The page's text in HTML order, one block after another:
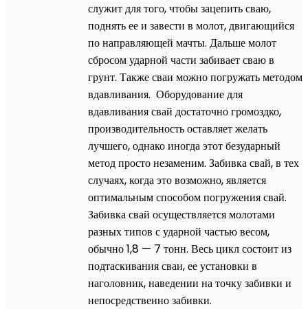
служит для того, чтобы зацепить сваю,
поднять ее и завести в молот, двигающийся
по направляющей мачты. Дальше молот
сбросом ударной части забивает сваю в
грунт. Также сваи можно погружать методом
вдавливания. Оборудование для
вдавливания свай достаточно громоздко,
производительность оставляет желать
лучшего, однако иногда этот безударный
метод просто незаменим. Забивка свай, в тех
случаях, когда это возможно, является
оптимальным способом погружения свай.
Забивка свай осуществляется молотами
разных типов с ударной частью весом,
обычно 1,8 — 7 тонн. Весь цикл состоит из
подтаскивания сваи, ее установки в
наголовник, наведении на точку забивки и
непосредственно забивки.